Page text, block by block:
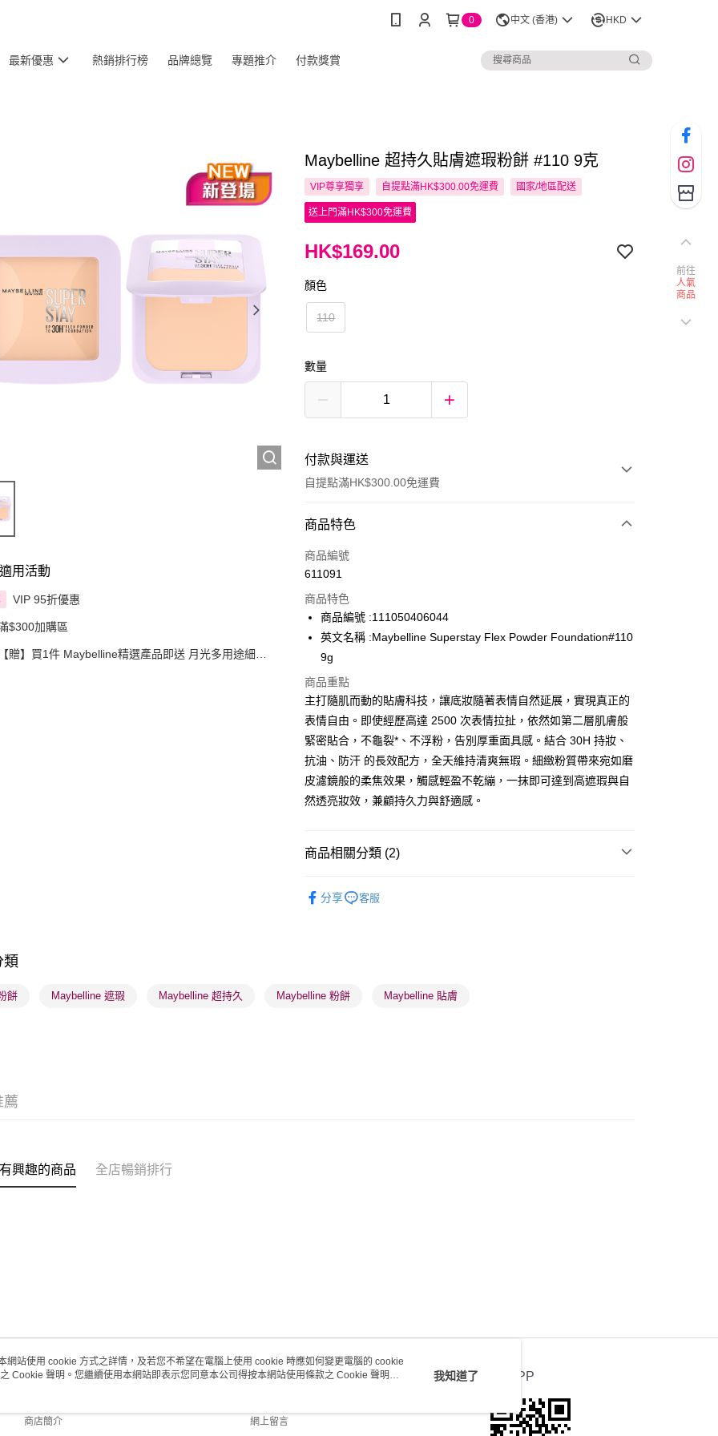
0 中文 (香港) HKD
最新優惠 熱銷排行榜 品牌總覽 專題推介 付款獎賞
用活動
VIP 95折優惠
$300加購區
【贈】買1件 Maybelline精選產品即送 月光多用途細絨
Maybelline 超持久貼膚遮瑕粉餅 #110 9克
VIP尊享獨享 自提點滿HK$300.00免運費 國家/地區配送
送上門滿HK$300免運費
HK$169.00
顏色
110
數量
付款與運送
自提點滿HK$300.00免運費
付款方式
信用卡
AlipayHK
PayMe
BoC Pay
送貨方式
順豐自助櫃 - 確認發貨後1-3個工作天送達
每筆HK$65.00，滿HK$300.00或以上免運費
每筆HK$65.00，滿HK$300.00或以上免運費
物流公司進行物流配送
每筆HK$20.00，滿HK$100.00或以上免運費
商品特色
商品編號
611091
商品特色
商品編號 :111050406044
英文名稱 :Maybelline Superstay Flex Powder Foundation#110
9g
商品重點
主打隨肌而動的貼膚科技，讓底妝隨著表情自然延展，實現真正的
表情自由。即使經歷高達 2500 次表情拉扯，依然如第二層肌膚般
緊密貼合，不龜裂*、不浮粉，告別厚重面具感。結合 30H 持妝、
抗油、防汗 的長效配方，全天維持清爽無瑕。細緻粉質帶來宛如磨
皮濾鏡般的柔焦效果，觸感輕盈不乾繃，一抹即可達到高遮瑕與自
然透亮妝效，兼顧持久力與舒適感。
商品相關分類 (2)
分享 客服
類
餅 Maybelline 遮瑕 Maybelline 超持久 Maybelline 粉餅 Maybelline 貼膚
薦
興趣的商品 全店暢銷排行
關於我們
商店簡介
客戶服務
網上留言
官方APP
前往
人氣
商品
網站使用 cookie 方式之詳情，及若您不希望在電腦上使用 cookie 時應如何變更電腦的 cookie
之 Cookie 聲明。您繼續使用本網站即表示您同意本公司得按本網站使用條款之 Cookie 聲明使
我知道了